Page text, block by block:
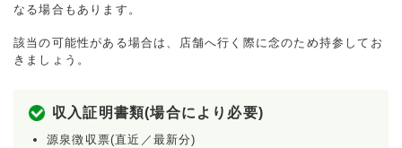
なる場合もあります。
該当の可能性がある場合は、店舗へ行く際に念のため持参してお
きましょう。
収入証明書類(場合により必要)
源泉徴収票(直近／最新分)